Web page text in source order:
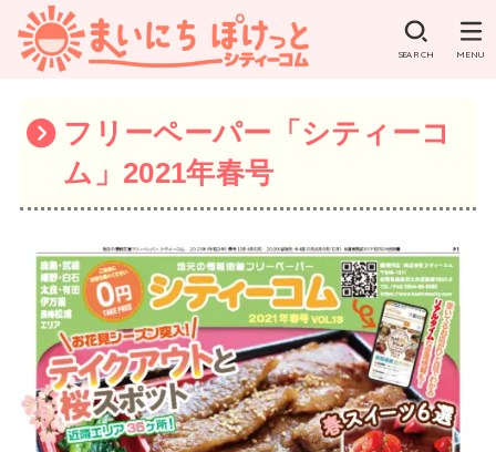
SEARCH MENU
フリーペーパー「シティーコ
ム」2021年春号